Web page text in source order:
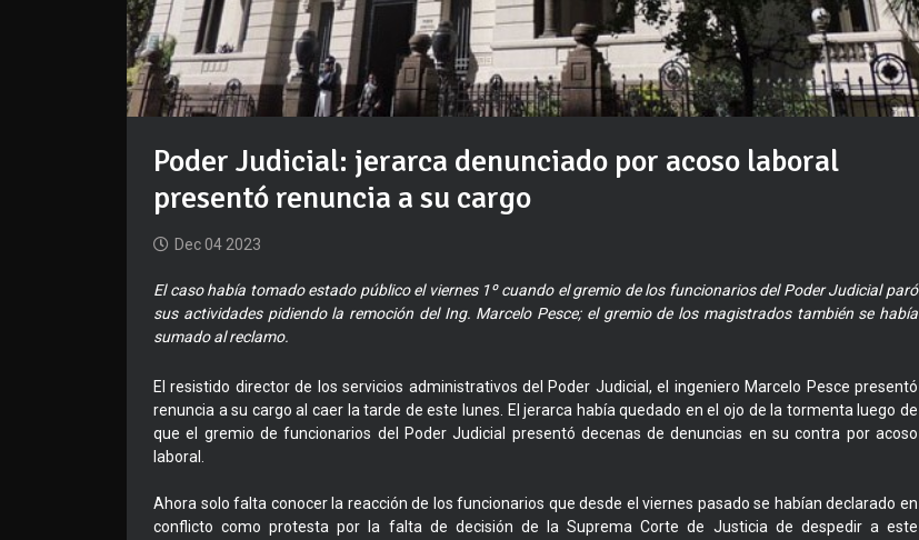
Poder Judicial: jerarca denunciado por acoso laboral
presentó renuncia a su cargo
Dec 04 2023
El caso había tomado estado público el viernes 1º cuando el gremio de los funcionarios del Poder Judicial paró
sus actividades pidiendo la remoción del Ing. Marcelo Pesce; el gremio de los magistrados también se había
sumado al reclamo.
El resistido director de los servicios administrativos del Poder Judicial, el ingeniero Marcelo Pesce presentó
renuncia a su cargo al caer la tarde de este lunes. El jerarca había quedado en el ojo de la tormenta luego de
que el gremio de funcionarios del Poder Judicial presentó decenas de denuncias en su contra por acoso
laboral.
Ahora solo falta conocer la reacción de los funcionarios que desde el viernes pasado se habían declarado en
conflicto como protesta por la falta de decisión de la Suprema Corte de Justicia de despedir a este